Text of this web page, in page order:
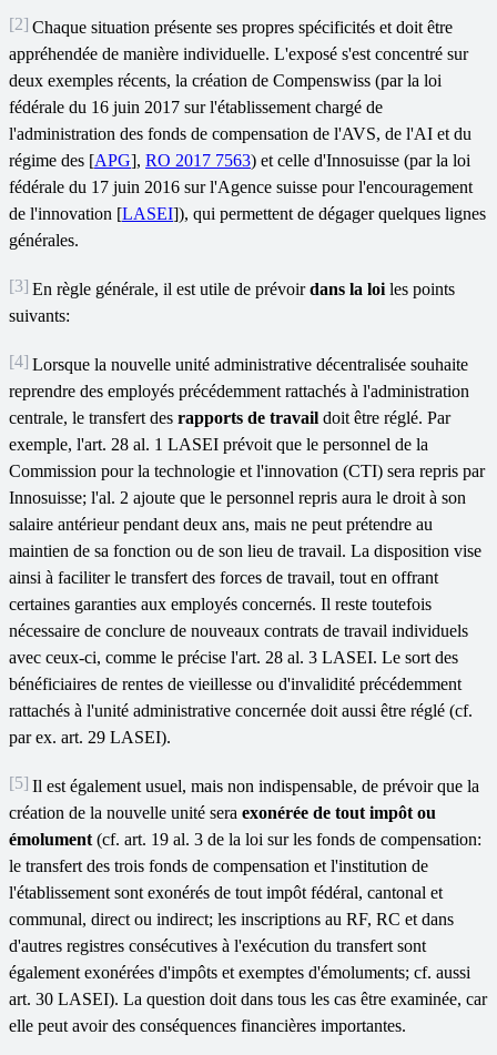
[2] Chaque situation présente ses propres spécificités et doit être
appréhendée de manière individuelle. L'exposé s'est concentré sur
deux exemples récents, la création de Compenswiss (par la loi
fédérale du 16 juin 2017 sur l'établissement chargé de
l'administration des fonds de compensation de l'AVS, de l'AI et du
régime des [APG], RO 2017 7563) et celle d'Innosuisse (par la loi
fédérale du 17 juin 2016 sur l'Agence suisse pour l'encouragement
de l'innovation [LASEI]), qui permettent de dégager quelques lignes
générales.
[3] En règle générale, il est utile de prévoirdans la loi les points
suivants:
[4] Lorsque la nouvelle unité administrative décentralisée souhaite
reprendre des employés précédemment rattachés à l'administration
centrale, le transfert des rapports de travail doit être réglé. Par
exemple, l'art. 28 al. 1 LASEI prévoit que le personnel de la
Commission pour la technologie et l'innovation (CTI) sera repris par
Innosuisse; l'al. 2 ajoute que le personnel repris aura le droit à son
salaire antérieur pendant deux ans, mais ne peut prétendre au
maintien de sa fonction ou de son lieu de travail. La disposition vise
ainsi à faciliter le transfert des forces de travail, tout en offrant
certaines garanties aux employés concernés. Il reste toutefois
nécessaire de conclure de nouveaux contrats de travail individuels
avec ceux-ci, comme le précise l'art. 28 al. 3 LASEI. Le sort des
bénéficiaires de rentes de vieillesse ou d'invalidité précédemment
rattachés à l'unité administrative concernée doit aussi être réglé (cf.
par ex. art. 29 LASEI).
[5] Il est également usuel, mais non indispensable, de prévoir que la
création de la nouvelle unité sera exonérée de tout impôt ou
émolument (cf. art. 19 al. 3 de la loi sur les fonds de compensation:
le transfert des trois fonds de compensation et l'institution de
l'établissement sont exonérés de tout impôt fédéral, cantonal et
communal, direct ou indirect; les inscriptions au RF, RC et dans
d'autres registres consécutives à l'exécution du transfert sont
également exonérées d'impôts et exemptes d'émoluments; cf. aussi
art. 30 LASEI). La question doit dans tous les cas être examinée, car
elle peut avoir des conséquences financières importantes.